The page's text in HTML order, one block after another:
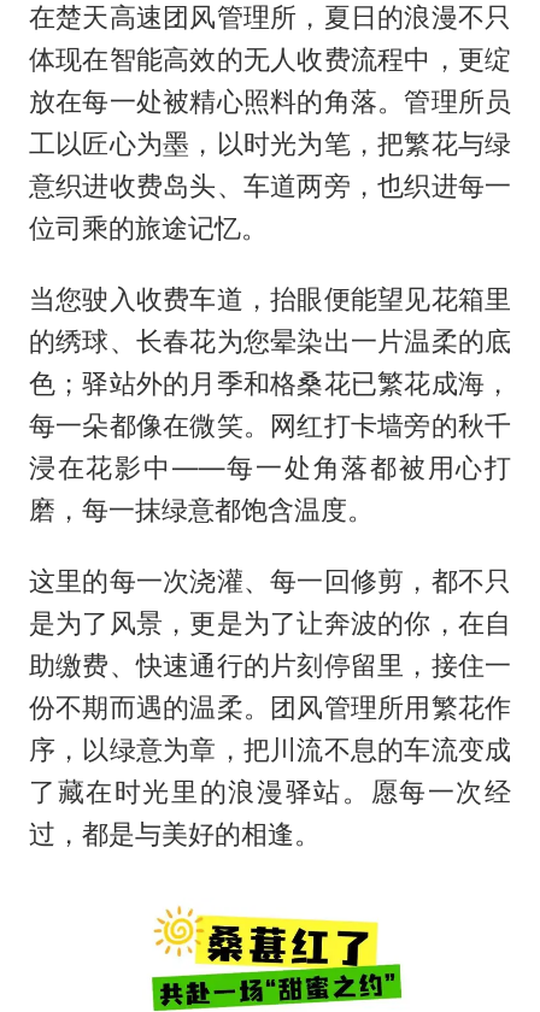
在楚天高速团风管理所，夏日的浪漫不只
体现在智能高效的无人收费流程中，更绽
放在每一处被精心照料的角落。管理所员
工以匠心为墨，以时光为笔，把繁花与绿
意织进收费岛头、车道两旁，也织进每一
位司乘的旅途记忆。
当您驶入收费车道，抬眼便能望见花箱里
的绣球、长春花为您晕染出一片温柔的底
色；驿站外的月季和格桑花已繁花成海，
每一朵都像在微笑。网红打卡墙旁的秋千
浸在花影中——每一处角落都被用心打
磨，每一抹绿意都饱含温度。
这里的每一次浇灌、每一回修剪，都不只
是为了风景，更是为了让奔波的你，在自
助缴费、快速通行的片刻停留里，接住一
份不期而遇的温柔。团风管理所用繁花作
序，以绿意为章，把川流不息的车流变成
了藏在时光里的浪漫驿站。愿每一次经
过，都是与美好的相逢。